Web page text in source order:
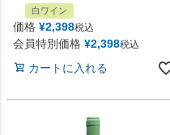
白ワイン
価格 ¥2,398税込
会員特別価格 ¥2,398税込
カートに入れる